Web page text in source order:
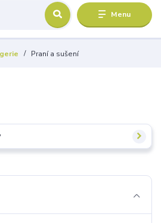
Menu
Praní a sušení